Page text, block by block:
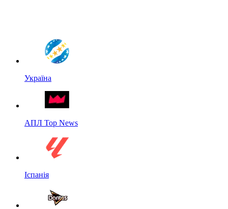
Україна
АПЛ Top News
Іспанія